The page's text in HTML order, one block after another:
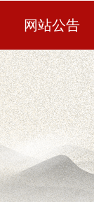
网站公告